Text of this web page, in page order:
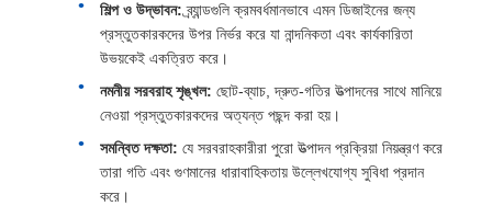
শিল্প ও উদ্ভাবন:ব্র্যান্ডগুলি ক্রমবর্ধমানভাবে এমন ডিজাইনের জন্য
প্রস্তুতকারকদের উপর নির্ভর করে যা নান্দনিকতা এবং কার্যকারিতা
উভয়কেই একত্রিত করে।
নমনীয় সরবরাহ শৃঙ্খল: ছোট-ব্যাচ, দ্রুত-গতির উত্পাদনের সাথে মানিয়ে
নেওয়া প্রস্তুতকারকদের অত্যন্ত পছন্দ করা হয়।
সমন্বিত দক্ষতা: যে সরবরাহকারীরা পুরো উত্পাদন প্রক্রিয়া নিয়ন্ত্রণ করে
তারা গতি এবং গুণমানের ধারাবাহিকতায় উল্লেখযোগ্য সুবিধা প্রদান
করে।